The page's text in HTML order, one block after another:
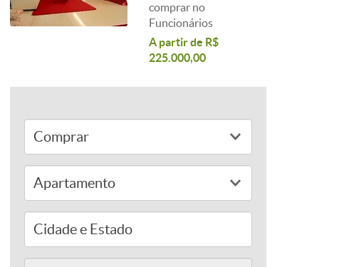
comprar no
Funcionários
A partir de R$
225.000,00